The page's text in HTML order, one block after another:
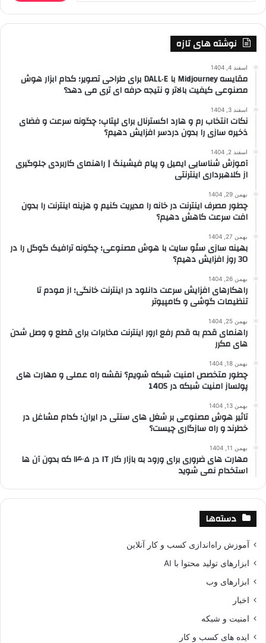
نوشته های تازه
اسفند 4, 1404
مقایسه Midjourney با DALL·E برای طراحی تصویر؛ کدام ابزار هوش
مصنوعی کیفیت بالاتر و نتیجه حرفه ای تری می دهد؟
اسفند 3, 1404
نکات انتخاب رم و هارد اکسترنال برای لپتاپ؛ چگونه سرعت و فضای
ذخیره سازی را بدون دردسر افزایش دهیم؟
اسفند 2, 1404
آموزش شناسایی ایمیل و پیام فیشینگ | راهنمای کاربردی جلوگیری
از کلاهبرداری اینترنتی
بهمن 29, 1404
چطور مصرف اینترنت در خانه را مدیریت کنیم و هزینه اینترنت را بدون
افت سرعت کاهش دهیم؟
بهمن 27, 1404
بهینه سازی سئو سایت با هوش مصنوعی؛ چگونه ترافیک گوگل را در
30 روز افزایش دهیم؟
بهمن 26, 1404
راهکارهای افزایش سرعت دانلود در اینترنت خانگی؛ از مودم تا
تنظیمات گوشی و کامپیوتر
بهمن 25, 1404
راهنمای قدم به قدم رفع ارور اینترنت مخابرات برای قطع و وصل شدن
های مکرر
بهمن 18, 1404
چطور متخصص امنیت شبکه شویم؟ نقشه راه عملی و مهارت های
پولساز امنیت شبکه در 1405
بهمن 13, 1404
تاثیر هوش مصنوعی بر شغل های سنتی در ایران؛ کدام مشاغل در
خطرند و راه سازگاری چیست؟
بهمن 11, 1404
مهارت های ضروری برای ورود به بازار کار IT در ۱۴۰۵ که بدون آن ها
استخدام نمی شوید
دسته‌ها
آموزش راه‌اندازی کسب و کار آنلاین
ابزارهای تولید محتوا با AI
ابزارهای وب
اخبار
امنیت و شبکه
ایده های کسب و کار